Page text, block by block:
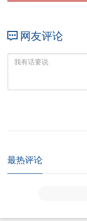
网友评论
最热评论